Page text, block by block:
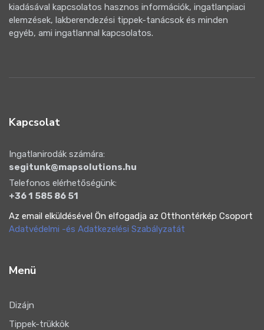
kiadásával kapcsolatos hasznos információk, ingatlanpiaci
elemzések, lakberendezési tippek-tanácsok és minden
egyéb, ami ingatlannal kapcsolatos.
Kapcsolat
Ingatlanirodák számára:
segitunk@mapsolutions.hu
Telefonos elérhetőségünk:
+36 1 585 86 51
Az email elküldésével Ön elfogadja az Otthontérkép Csoport
Adatvédelmi -és Adatkezelési Szabályzatát
Menü
Dizájn
Tippek-trükkök